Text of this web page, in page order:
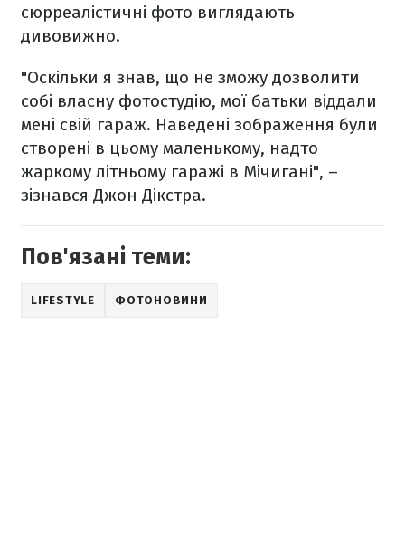
сюрреалістичні фото виглядають
дивовижно.
"Оскільки я знав, що не зможу дозволити
собі власну фотостудію, мої батьки віддали
мені свій гараж. Наведені зображення були
створені в цьому маленькому, надто
жаркому літньому гаражі в Мічигані", –
зізнався Джон Дікстра.
Пов'язані теми:
LIFESTYLE ФОТОНОВИНИ